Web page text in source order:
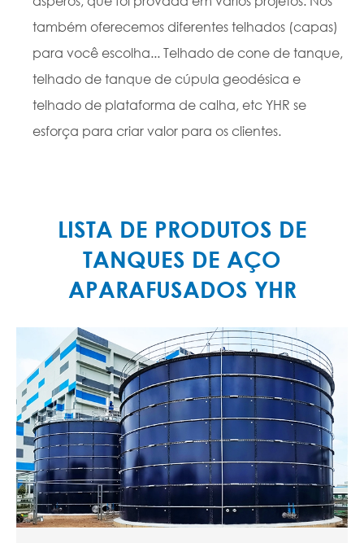
também oferecemos diferentes telhados (capas)
para você escolha... Telhado de cone de tanque,
telhado de tanque de cúpula geodésica e
telhado de plataforma de calha, etc YHR se
esforça para criar valor para os clientes.
LISTA DE PRODUTOS DE
TANQUES DE AÇO
APARAFUSADOS YHR